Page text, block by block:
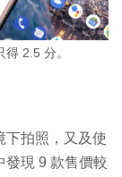
2.5 分。
下拍照，又及使
發現 9 款售價較